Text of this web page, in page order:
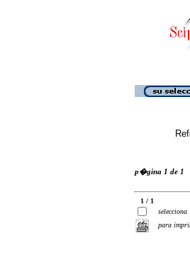
p�gina 1 de 1
1 / 1
selecciona
para